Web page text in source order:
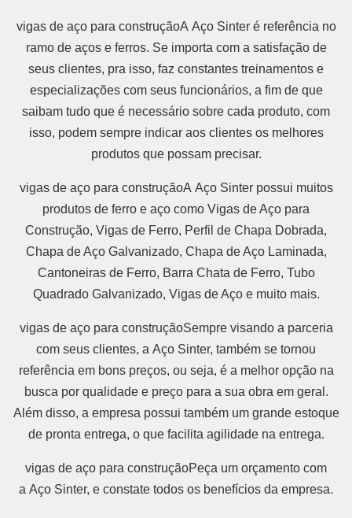
vigas de aço para construçãoA Aço Sinter é referência no
ramo de aços e ferros. Se importa com a satisfação de
seus clientes, pra isso, faz constantes treinamentos e
especializações com seus funcionários, a fim de que
saibam tudo que é necessário sobre cada produto, com
isso, podem sempre indicar aos clientes os melhores
produtos que possam precisar.
vigas de aço para construçãoA Aço Sinter possui muitos
produtos de ferro e aço como Vigas de Aço para
Construção, Vigas de Ferro, Perfil de Chapa Dobrada,
Chapa de Aço Galvanizado, Chapa de Aço Laminada,
Cantoneiras de Ferro, Barra Chata de Ferro, Tubo
Quadrado Galvanizado, Vigas de Aço e muito mais.
vigas de aço para construçãoSempre visando a parceria
com seus clientes, a Aço Sinter, também se tornou
referência em bons preços, ou seja, é a melhor opção na
busca por qualidade e preço para a sua obra em geral.
Além disso, a empresa possui também um grande estoque
de pronta entrega, o que facilita agilidade na entrega.
vigas de aço para construçãoPeça um orçamento com
a Aço Sinter, e constate todos os benefícios da empresa.